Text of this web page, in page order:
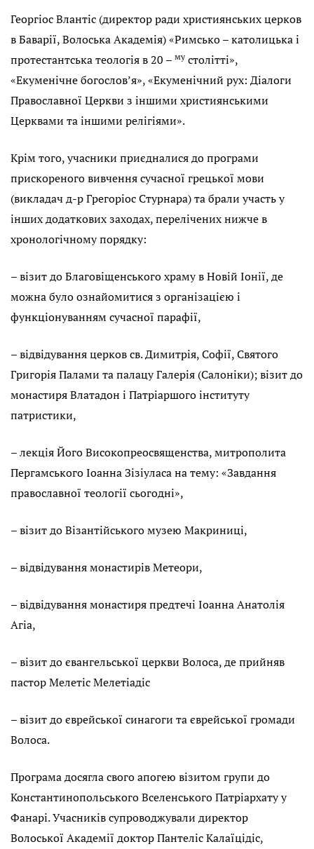
Георгіос Влантіс (директор ради християнських церков
в Баварії, Волоська Академія) «Римсько – католицька і
протестантська теологія в 20 – му столітті»,
«Екуменічне богослов’я», «Екуменічний рух: Діалоги
Православної Церкви з іншими християнськими
Церквами та іншими релігіями».
Крім того, учасники приєдналися до програми
прискореного вивчення сучасної грецької мови
(викладач д-р Грегоріос Стурнара) та брали участь у
інших додаткових заходах, перелічених нижче в
хронологічному порядку:
– візит до Благовіщенського храму в Новій Іонії, де
можна було ознайомитися з організацією і
функціонуванням сучасної парафії,
– відвідування церков св. Димитрія, Софії, Святого
Григорія Палами та палацу Галерія (Салоніки); візит до
монастиря Влатадон і Патріаршого інституту
патристики,
– лекція Його Високопреосвященства, митрополита
Пергамського Іоанна Зізіуласа на тему: «Завдання
православної теології сьогодні»,
– візит до Візантійського музею Макриниці,
– відвідування монастирів Метеори,
– відвідування монастиря предтечі Іоанна Анатолія
Агіа,
– візит до євангельської церкви Волоса, де прийняв
пастор Мелетіс Мелетіадіс
– візит до єврейської синагоги та єврейської громади
Волоса.
Програма досягла свого апогею візитом групи до
Константинопольського Вселенського Патріархату у
Фанарі. Учасників супроводжували директор
Волоської Академії доктор Пантеліс Калаїцідіс,